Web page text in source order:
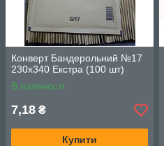
Конверт Бандерольний №17
230х340 Екстра (100 шт)
В наявності
7,18 ₴
Купити